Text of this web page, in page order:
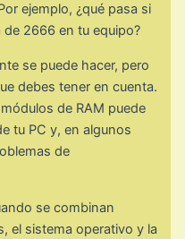
ejemplo, ¿qué pasa si
2666 en tu equipo?
se puede hacer, pero
debes tener en cuenta.
de RAM puede
tu PC y, en algunos
de
se combinan
el sistema operativo y la